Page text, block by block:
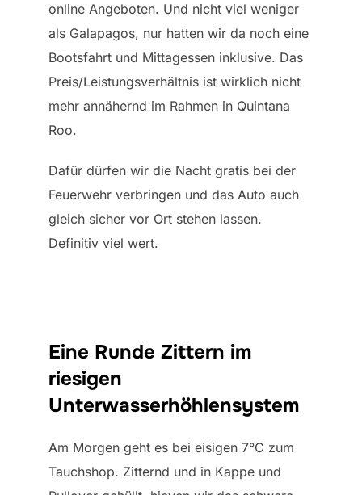
online Angeboten. Und nicht viel weniger
als Galapagos, nur hatten wir da noch eine
Bootsfahrt und Mittagessen inklusive. Das
Preis/Leistungsverhältnis ist wirklich nicht
mehr annähernd im Rahmen in Quintana
Roo.
Dafür dürfen wir die Nacht gratis bei der
Feuerwehr verbringen und das Auto auch
gleich sicher vor Ort stehen lassen.
Definitiv viel wert.
Eine Runde Zittern im
riesigen
Unterwasserhöhlensystem
Am Morgen geht es bei eisigen 7°C zum
Tauchshop. Zitternd und in Kappe und